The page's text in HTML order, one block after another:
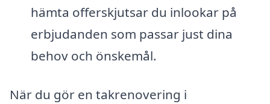
hämta offerskjutsar du inlookar på
erbjudanden som passar just dina
behov och önskemål.
När du gör en takrenovering i